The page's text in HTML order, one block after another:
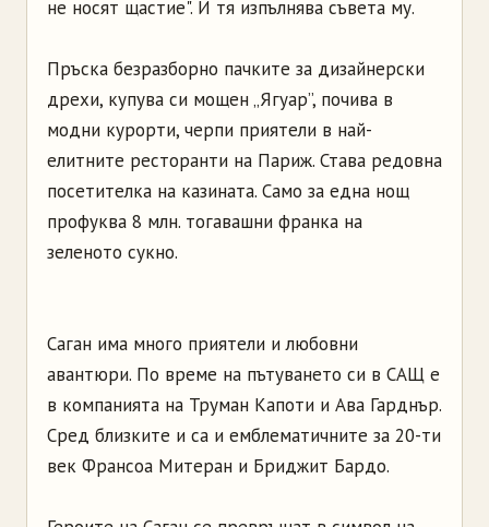
не носят щастие". И тя изпълнява съвета му.
Пръска безразборно пачките за дизайнерски
дрехи, купува си мощен „Ягуар”, почива в
модни курорти, черпи приятели в най-
елитните ресторанти на Париж. Става редовна
посетителка на казината. Само за една нощ
профуква 8 млн. тогавашни франка на
зеленото сукно.
Саган има много приятели и любовни
авантюри. По време на пътуването си в САЩ е
в компанията на Труман Капоти и Ава Гарднър.
Сред близките и са и емблематичните за 20-ти
век Франсоа Митеран и Бриджит Бардо.